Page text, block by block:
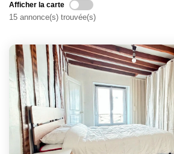
NOTRE AGENCE
CONTACT
Créer une alerte
Afficher la carte
15 annonce(s) trouvée(s)